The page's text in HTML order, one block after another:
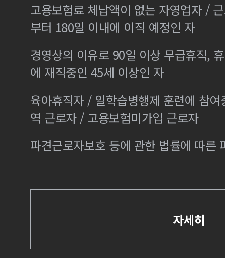
고용보험료 체납액이 없는 자영업자 /
부터 180일 이내에 이직 예정인 자
경영상의 이유로 90일 이상 무급휴직,
에 재직중인 45세 이상인 자
육아휴직자 / 일학습병행제 훈련에 참
역 근로자 / 고용보험미가입 근로자
파견근로자보호 등에 관한 법률에 따른
자세히